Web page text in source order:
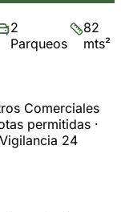
2
Parqueos
82
mts²
Comerciales
permitidas ·
24